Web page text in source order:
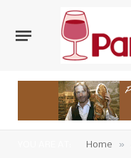
Home »